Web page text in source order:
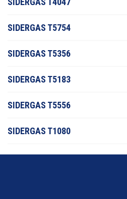
SIDERGAS T5754
SIDERGAS T5356
SIDERGAS T5183
SIDERGAS T5556
SIDERGAS T1080